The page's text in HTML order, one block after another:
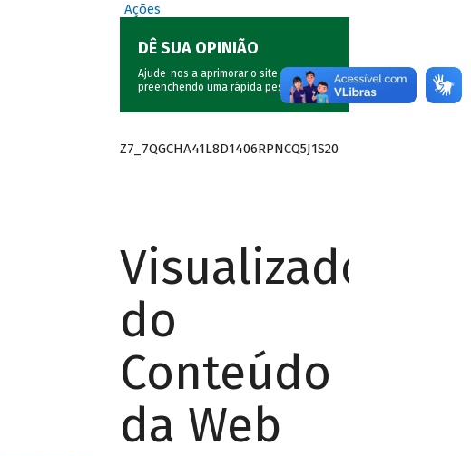
Ações
DÊ SUA OPINIÃO
Ajude-nos a aprimorar o site do BNDES
preenchendo uma rápida pesquisa.
Z7_7QGCHA41L8D1406RPNCQ5J1S20
Visualizador
do
Conteúdo
da Web